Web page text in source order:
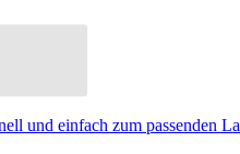
und einfach zum passenden